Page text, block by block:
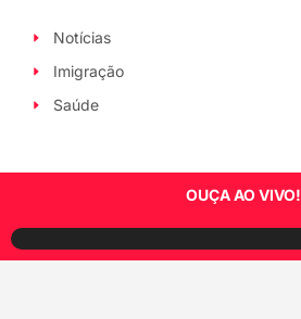
Notícias
Imigração
Saúde
OUÇA AO VIVO!